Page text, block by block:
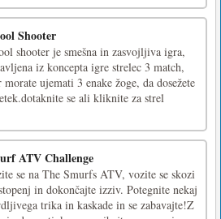
Shooter
shooter je smešna in zasvojljiva igra,
iz koncepta igre strelec 3 match,
morate ujemati 3 enake žoge, da dosežete
se ali kliknite za strel
ATV Challenge
se na The Smurfs ATV, vozite se skozi
in dokončajte izziv. Potegnite nekaj
trika in kaskade in se zabavajte!Z